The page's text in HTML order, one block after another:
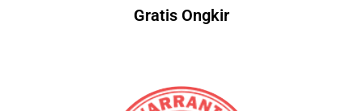
Gratis Ongkir